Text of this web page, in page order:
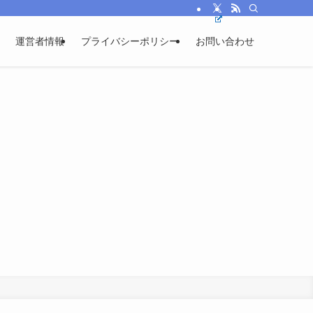
運営者情報 プライバシーポリシー お問い合わせ